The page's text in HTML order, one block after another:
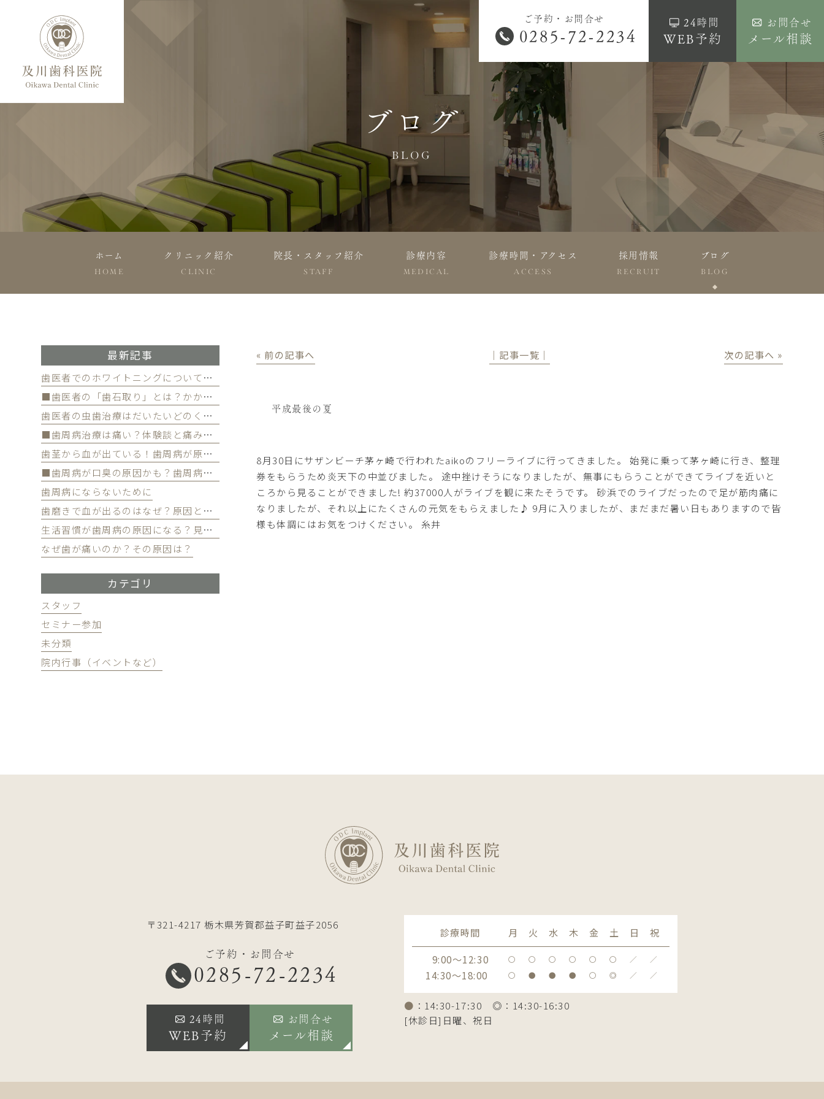
ご予約・お問合せ
0285-72-2234
24時間
WEB予約
お問合せ
メール相談
ブログ
BLOG
ホーム
HOME
クリニック紹介
CLINIC
院長・スタッフ紹介
STAFF
診療内容
MEDICAL
診療時間・アクセス
ACCESS
採用情報
RECRUIT
ブログ
BLOG
« 前の記事へ │記事一覧│ 次の記事へ »
平成最後の夏
8月30日にサザンビーチ茅ヶ崎で行われたaikoのフリーライブに行ってきました。 始発に乗って茅ヶ崎に行き、整理
券をもらうため炎天下の中並びました。 途中挫けそうになりましたが、無事にもらうことができてライブを近いと
ころから見ることができました! 約37000人がライブを観に来たそうです。 砂浜でのライブだったので足が筋肉痛に
なりましたが、それ以上にたくさんの元気をもらえました♪ 9月に入りましたが、まだまだ暑い日もありますので皆
様も体調にはお気をつけください。 糸井
最新記事
歯医者でのホワイトニングについて徹底解
■歯医者の「歯石取り」とは？かかる費用について
歯医者の虫歯治療はだいたいどのくらい期間かかる？
■歯周病治療は痛い？体験談と痛みを軽減する方法
歯茎から血が出ている！歯周病が原因かも
■歯周病が口臭の原因かも？歯周病と口臭の関係について
歯周病にならないために
歯磨きで血が出るのはなぜ？原因と対策を解説
生活習慣が歯周病の原因になる？見直すべき習慣とは？
なぜ歯が痛いのか？その原因は？
カテゴリ
スタッフ
セミナー参加
未分類
院内行事（イベントなど）
〒321-4217 栃木県芳賀郡益子町益子2056
ご予約・お問合せ
0285-72-2234
24時間
WEB予約
お問合せ
メール相談
診療時間 月 火 水 木 金 土 日
祝
9:00～12:30
〇 〇 〇 〇 〇 〇 ／ ／
14:30～18:00 〇 ● ● ● 〇 ◎ ／ ／
● ：14:30-17:30 ◎：14:30-16:30
[休診日]日曜、祝日